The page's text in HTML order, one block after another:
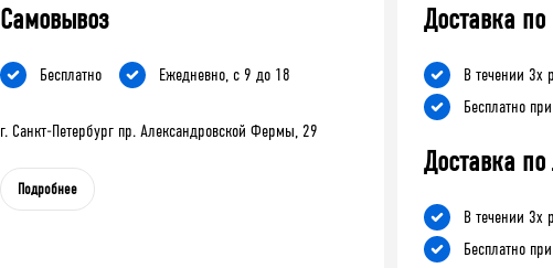
Самовывоз
Бесплатно Ежедневно, с 9 до 18
г. Санкт-Петербург пр. Александровской Фермы, 29
Подробнее
Доставка
В течении 3х
Бесплатно
Доставка
В течении 3х
Бесплатно